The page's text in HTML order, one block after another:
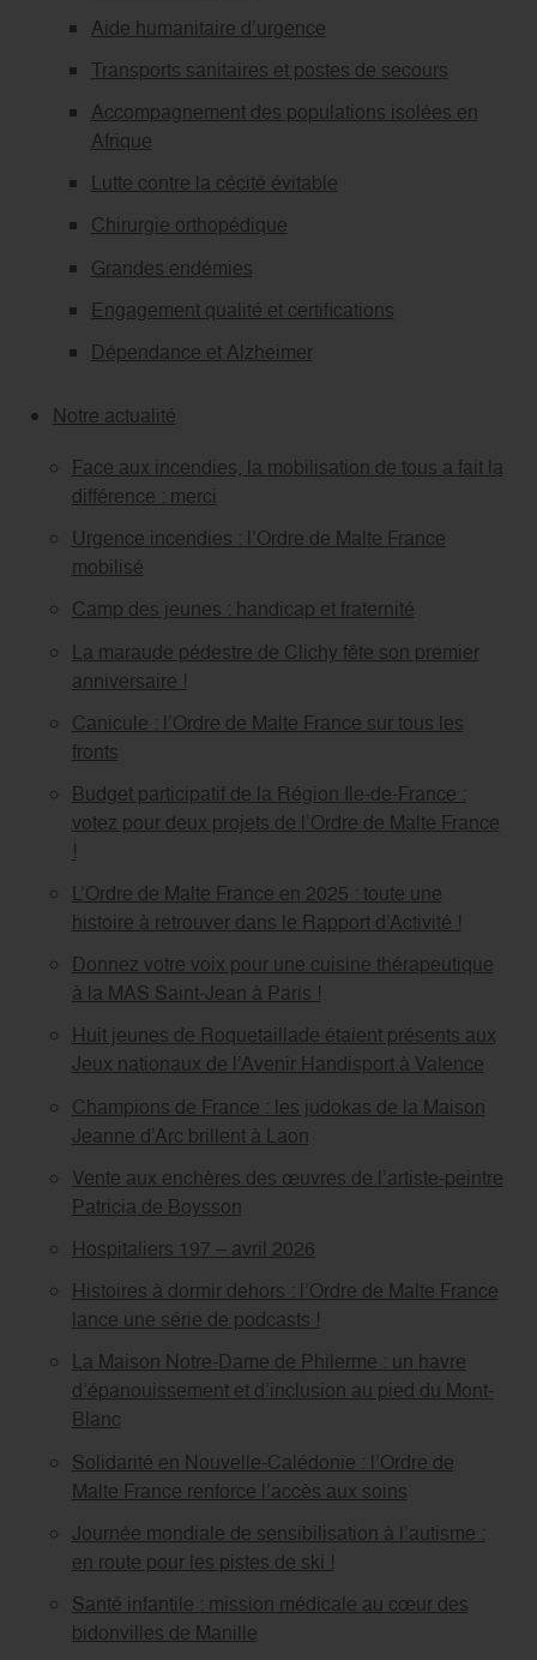
Aide humanitaire d’urgence
Transports sanitaires et postes de secours
Accompagnement des populations isolées en
Afrique
Lutte contre la cécité évitable
Chirurgie orthopédique
Grandes endémies
Engagement qualité et certifications
Dépendance et Alzheimer
Notre actualité
Face aux incendies, la mobilisation de tous a fait la
différence : merci
Urgence incendies : l’Ordre de Malte France
mobilisé
Camp des jeunes : handicap et fraternité
La maraude pédestre de Clichy fête son premier
anniversaire !
Canicule : l’Ordre de Malte France sur tous les
fronts
Budget participatif de la Région Ile-de-France :
votez pour deux projets de l’Ordre de Malte France
!
L’Ordre de Malte France en 2025 : toute une
histoire à retrouver dans le Rapport d’Activité !
Donnez votre voix pour une cuisine thérapeutique
à la MAS Saint-Jean à Paris !
Huit jeunes de Roquetaillade étaient présents aux
Jeux nationaux de l’Avenir Handisport à Valence
Champions de France : les judokas de la Maison
Jeanne d’Arc brillent à Laon
Vente aux enchères des œuvres de l’artiste-peintre
Patricia de Boysson
Hospitaliers 197 – avril 2026
Histoires à dormir dehors : l’Ordre de Malte France
lance une série de podcasts !
La Maison Notre-Dame de Philerme : un havre
d’épanouissement et d’inclusion au pied du Mont-
Blanc
Solidarité en Nouvelle-Calédonie : l’Ordre de
Malte France renforce l’accès aux soins
Journée mondiale de sensibilisation à l’autisme :
en route pour les pistes de ski !
Santé infantile : mission médicale au cœur des
bidonvilles de Manille